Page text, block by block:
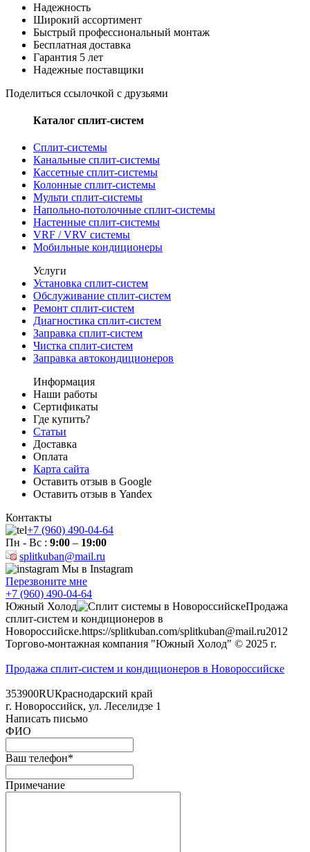
Надежность
Широкий ассортимент
Быстрый профессиональный монтаж
Бесплатная доставка
Гарантия 5 лет
Надежные поставщики
Поделиться ссылочкой с друзьями
Каталог сплит-систем
Сплит-системы
Канальные сплит-системы
Кассетные сплит-системы
Колонные сплит-системы
Мульти сплит-системы
Напольно-потолочные сплит-системы
Настенные сплит-системы
VRF / VRV системы
Мобильные кондиционеры
Услуги
Установка сплит-систем
Обслуживание сплит-систем
Ремонт сплит-систем
Диагностика сплит-систем
Заправка сплит-систем
Чистка сплит-систем
Заправка автокондиционеров
Информация
Наши работы
Сертификаты
Где купить?
Статьи
Доставка
Оплата
Карта сайта
Оставить отзыв в Google
Оставить отзыв в Yandex
Контакты
+7 (960) 490-04-64
Пн - Вс : 9:00 – 19:00
splitkuban@mail.ru
Мы в Instagram
Перезвоните мне
+7 (960) 490-04-64
Южный Холод
Продажа
сплит-систем и кондиционеров в
Новороссийске.https://splitkuban.com/splitkuban@mail.ru2012
Торгово-монтажная компания "Южный Холод" © 2025 г.
Продажа сплит-систем и кондиционеров в Новороссийске
353900RUКраснодарский край
г. Новороссийск, ул. Леселидзе 1
Написать письмо
ФИО
Ваш телефон*
Примечание